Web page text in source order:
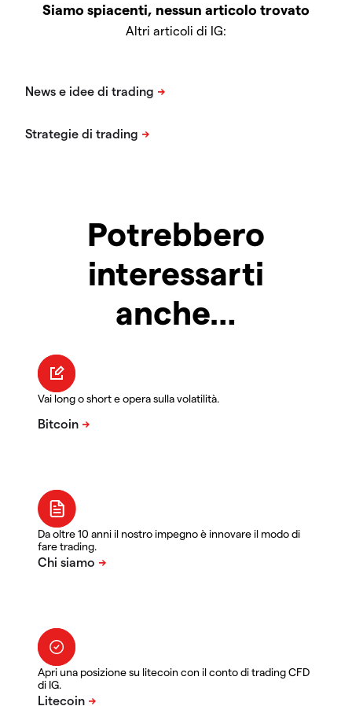
Siamo spiacenti, nessun articolo trovato
Altri articoli di IG:
Potrebbero
interessarti
anche…
Vai long o short e opera sulla volatilità.
Da oltre 10 anni il nostro impegno è innovare il modo di
fare trading.
Apri una posizione su litecoin con il conto di trading CFD
di IG.